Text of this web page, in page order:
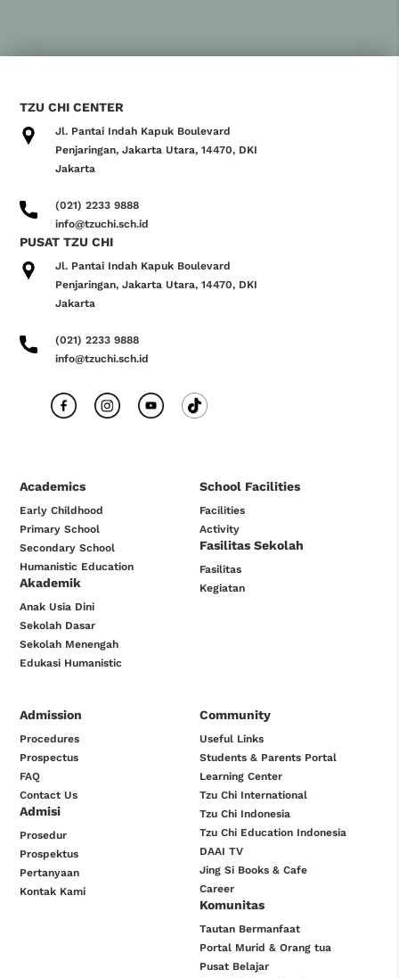
TZU CHI CENTER
Jl. Pantai Indah Kapuk Boulevard
Penjaringan, Jakarta Utara, 14470, DKI
Jakarta
(021) 2233 9888
info@tzuchi.sch.id
PUSAT TZU CHI
Jl. Pantai Indah Kapuk Boulevard
Penjaringan, Jakarta Utara, 14470, DKI
Jakarta
(021) 2233 9888
info@tzuchi.sch.id
Academics
Early Childhood
Primary School
Secondary School
Humanistic Education
Akademik
Anak Usia Dini
Sekolah Dasar
Sekolah Menengah
Edukasi Humanistic
School Facilities
Facilities
Activity
Fasilitas Sekolah
Fasilitas
Kegiatan
Admission
Procedures
Prospectus
FAQ
Contact Us
Admisi
Prosedur
Prospektus
Pertanyaan
Kontak Kami
Community
Useful Links
Students & Parents Portal
Learning Center
Tzu Chi International
Tzu Chi Indonesia
Tzu Chi Education Indonesia
DAAI TV
Jing Si Books & Cafe
Career
Komunitas
Tautan Bermanfaat
Portal Murid & Orang tua
Pusat Belajar